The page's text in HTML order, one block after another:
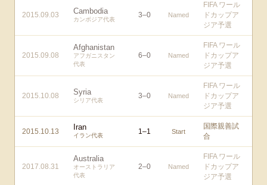
2015.09.03 Cambodia
カンボジア代表
3–0 Named
FIFA ワール
ドカップア
ジア予選
2015.09.08
Afghanistan
アフガニスタン
代表
6–0 Named
FIFA ワール
ドカップア
ジア予選
2015.10.08 Syria
シリア代表
3–0 Named
FIFA ワール
ドカップア
ジア予選
2015.10.13 Iran
イラン代表 1–1 Start
国際親善試
合
2017.08.31
Australia
オーストラリア
代表
2–0 Named
FIFA ワール
ドカップア
ジア予選